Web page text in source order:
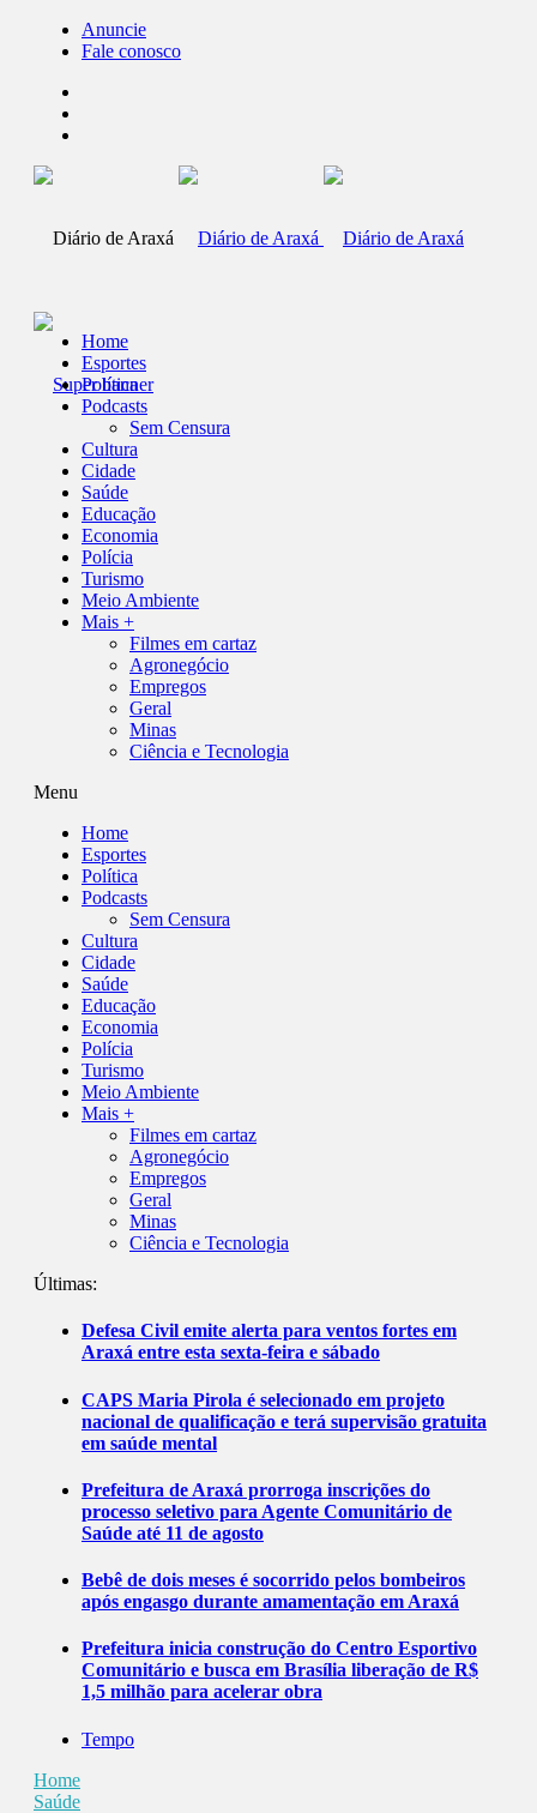
Anuncie
Fale conosco
Home
Esportes
Política
Podcasts
Sem Censura
Cultura
Cidade
Saúde
Educação
Economia
Polícia
Turismo
Meio Ambiente
Mais +
Filmes em cartaz
Agronegócio
Empregos
Geral
Minas
Ciência e Tecnologia
Menu
Home
Esportes
Política
Podcasts
Sem Censura
Cultura
Cidade
Saúde
Educação
Economia
Polícia
Turismo
Meio Ambiente
Mais +
Filmes em cartaz
Agronegócio
Empregos
Geral
Minas
Ciência e Tecnologia
Últimas:
Defesa Civil emite alerta para ventos fortes em
Araxá entre esta sexta-feira e sábado
CAPS Maria Pirola é selecionado em projeto
nacional de qualificação e terá supervisão gratuita
em saúde mental
Prefeitura de Araxá prorroga inscrições do
processo seletivo para Agente Comunitário de
Saúde até 11 de agosto
Bebê de dois meses é socorrido pelos bombeiros
após engasgo durante amamentação em Araxá
Prefeitura inicia construção do Centro Esportivo
Comunitário e busca em Brasília liberação de R$
1,5 milhão para acelerar obra
Tempo
Home
Saúde